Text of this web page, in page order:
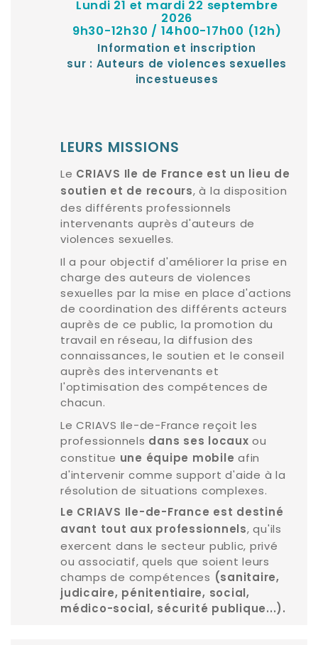
Lundi 21 et mardi 22 septembre
2026
9h30-12h30 / 14h00-17h00 (12h)
Information et inscription
sur : Auteurs de violences sexuelles
incestueuses
LEURS MISSIONS
Le CRIAVS Ile de France est un lieu de
soutien et de recours, à la disposition
des différents professionnels
intervenants auprès d'auteurs de
violences sexuelles.
Il a pour objectif d'améliorer la prise en
charge des auteurs de violences
sexuelles par la mise en place d'actions
de coordination des différents acteurs
auprès de ce public, la promotion du
travail en réseau, la diffusion des
connaissances, le soutien et le conseil
auprès des intervenants et
l'optimisation des compétences de
chacun.
Le CRIAVS Ile-de-France reçoit les
professionnels dans ses locaux ou
constitue une équipe mobile afin
d'intervenir comme support d'aide à la
résolution de situations complexes.
Le CRIAVS Ile-de-France est destiné
avant tout aux professionnels, qu'ils
exercent dans le secteur public, privé
ou associatif, quels que soient leurs
champs de compétences (sanitaire,
judicaire, pénitentiaire, social,
médico-social, sécurité publique...).